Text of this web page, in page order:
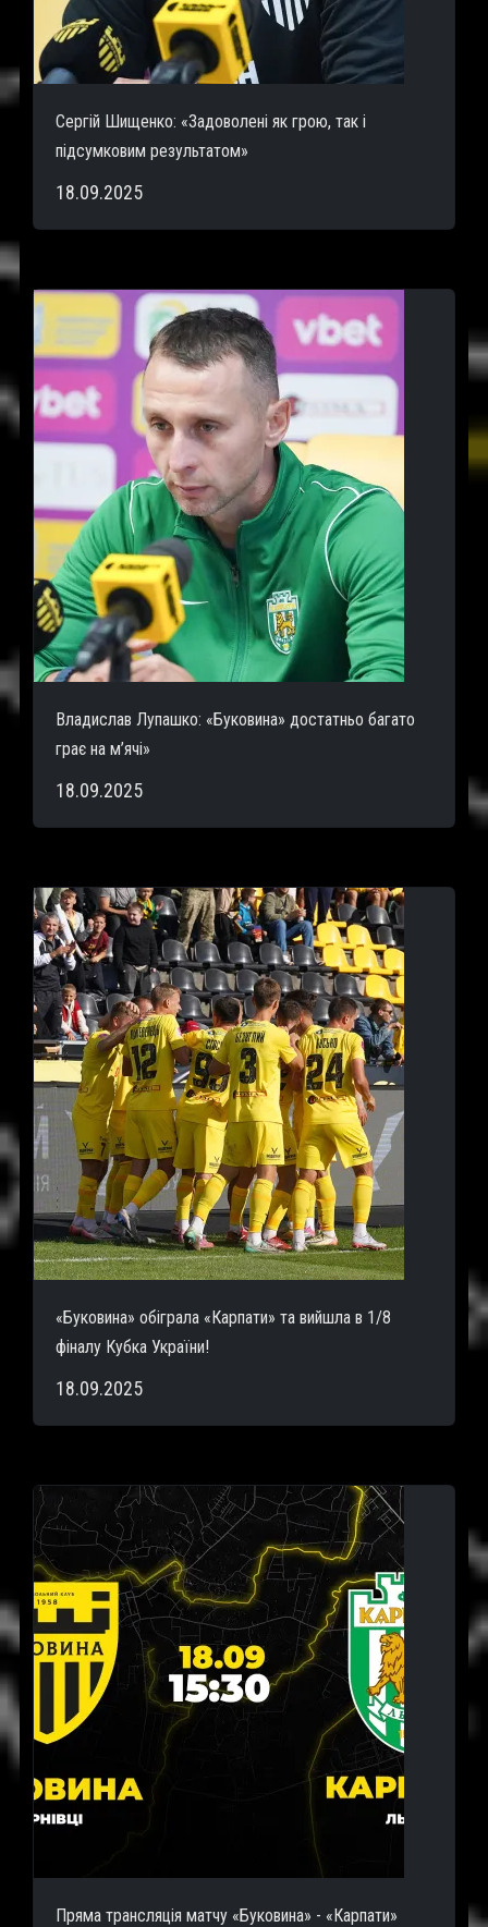
Сергій Шищенко: «Задоволені як грою, так і
підсумковим результатом»
18.09.2025
Владислав Лупашко: «Буковина» достатньо багато
грає на м’ячі»
18.09.2025
«Буковина» обіграла «Карпати» та вийшла в 1/8
фіналу Кубка України!
18.09.2025
Пряма трансляція матчу «Буковина» - «Карпати»